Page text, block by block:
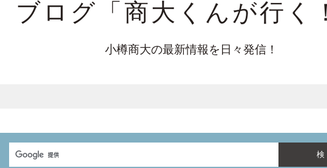
ブログ「商大くんが行く
小樽商大の最新情報を日々発信！